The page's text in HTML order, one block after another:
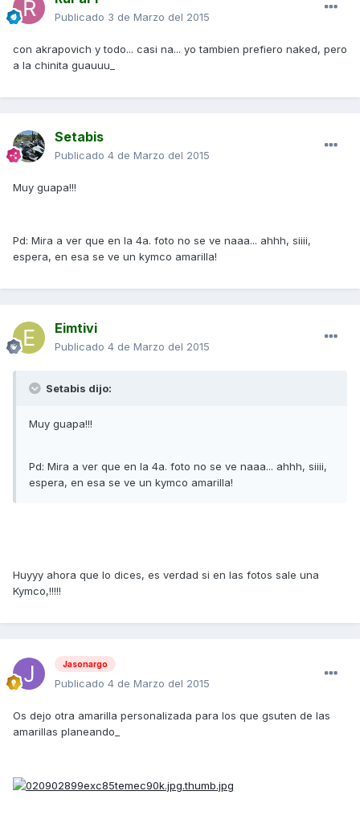
Publicado 3 de Marzo del 2015
con akrapovich y todo... casi na... yo tambien prefiero naked, pero
a la chinita guauuu_
Setabis
Publicado 4 de Marzo del 2015
Muy guapa!!!
Pd: Mira a ver que en la 4a. foto no se ve naaa... ahhh, siiii,
espera, en esa se ve un kymco amarilla!
Eimtivi
Publicado 4 de Marzo del 2015
Setabis dijo:
Muy guapa!!!
Pd: Mira a ver que en la 4a. foto no se ve naaa... ahhh, siiii,
espera, en esa se ve un kymco amarilla!
Huyyy ahora que lo dices, es verdad si en las fotos sale una
Kymco,!!!!!
Jasonargo
Publicado 4 de Marzo del 2015
Os dejo otra amarilla personalizada para los que gsuten de las
amarillas planeando_